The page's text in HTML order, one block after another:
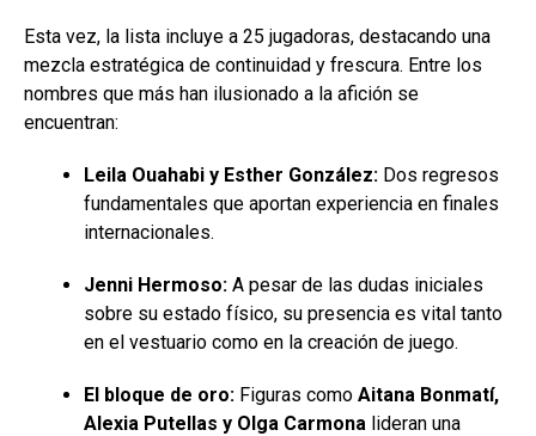
Esta vez, la lista incluye a 25 jugadoras, destacando una
mezcla estratégica de continuidad y frescura. Entre los
nombres que más han ilusionado a la afición se
encuentran:
Leila Ouahabi y Esther González: Dos regresos
fundamentales que aportan experiencia en finales
internacionales.
Jenni Hermoso: A pesar de las dudas iniciales
sobre su estado físico, su presencia es vital tanto
en el vestuario como en la creación de juego.
El bloque de oro: Figuras como Aitana Bonmatí,
Alexia Putellas y Olga Carmona lideran una